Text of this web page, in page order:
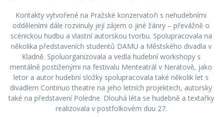
Kontakty vytvořené na Pražské konzervatoři s nehudebními
odděleními dále rozvinuly její zájem o jiné žánry – převážně o
scénickou hudbu a vlastní autorskou tvorbu. Spolupracovala na
několika představeních studentů DAMU a Městského divadla v
Kladně. Spoluorganizovala a vedla hudební workshopy s
mentálně postiženými na festivalu Menteatrál v Neratově, jako
letor a autor hudební složky spolupracovala také několik let s
divadlem Continuo theatre na jeho letních projektech, autorsky
také na představení Poledne. Dlouhá léta se hudebně a textařky
realizovala v postfolkovém duu 27.